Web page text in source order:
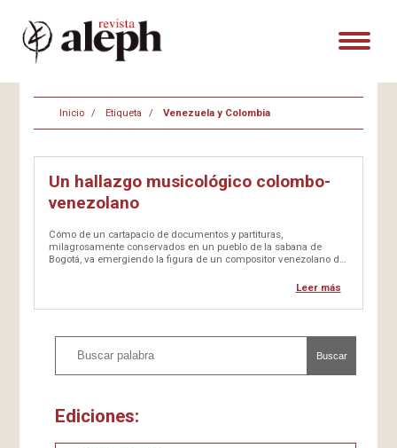
Inicio Etiqueta Venezuela y Colombia
Un hallazgo musicológico colombo-
venezolano
Cómo de un cartapacio de documentos y partituras,
milagrosamente conservados en un pueblo de la sabana de
Bogotá, va emergiendo la figura de un compositor venezolano de
trabajo musicológico, de la investigadora colombiana Ellie-Anne
Leer más
Buscar
Ediciones: